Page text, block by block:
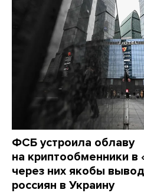
ФСБ устроила облаву
на криптообменники
через них якобы
россиян в Украину